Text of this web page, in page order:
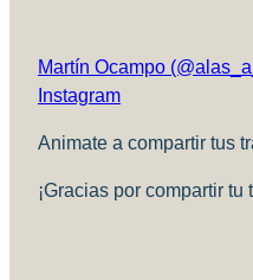
Martín Ocampo
Instagram
Animate a compartir tus
¡Gracias por compartir